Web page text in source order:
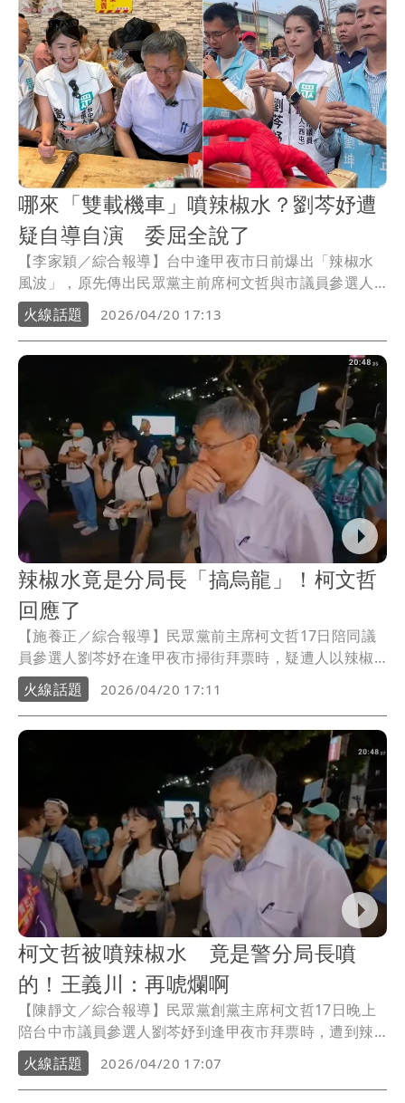
哪來「雙載機車」噴辣椒水？劉芩妤遭
疑自導自演 委屈全說了
【李家穎／綜合報導】台中逢甲夜市日前爆出「辣椒水
風波」，原先傳出民眾黨主前席柯文哲與市議員參選人
劉芩妤遭到不明人士攻擊，後續警方調查卻大逆轉，證
實為警分局長現場測試辣椒水誤噴。身為當事人的劉芩
妤也首度發聲，強調自己確實是受害者，並痛批網路
「自導自演」指控讓她身心俱疲。
火線話題 2026/04/20 17:13
辣椒水竟是分局長「搞烏龍」！柯文哲
回應了
【施養正／綜合報導】民眾黨前主席柯文哲17日陪同議
員參選人劉芩妤在逢甲夜市掃街拜票時，疑遭人以辣椒
水攻擊。經警方調查發現為台中市第六分局局長周俊銘
「誤噴」。柯文哲20日對此表示，相信分局長不會蓄意
噴灑辣椒水，但若能在第一時間即刻說明，可減少許多
警察同仁的查案成本，也減少懷疑與對立。
火線話題 2026/04/20 17:11
柯文哲被噴辣椒水 竟是警分局長噴
的！王義川：再唬爛啊
【陳靜文／綜合報導】民眾黨創黨主席柯文哲17日晚上
陪台中市議員參選人劉芩妤到逢甲夜市拜票時，遭到辣
椒水攻擊，劉芩妤隔天報案，並強調此非單一意外，而
是3波的辣椒水伏擊。今天案情出現大轉折，台中市警局
調查發現是六分局長周俊銘試噴辣椒水釀禍，已記過調
火線話題 2026/04/20 17:07